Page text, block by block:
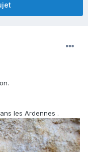
les Ardennes .